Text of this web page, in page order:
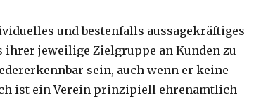
und bestenfalls aussagekräftiges
ihrer jeweilige Zielgruppe an Kunden zu
sein, auch wenn er keine
ist ein Verein prinzipiell ehrenamtlich